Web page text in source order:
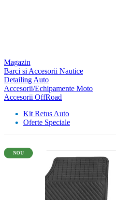
Magazin
Barci si Accesorii Nautice
Detailing Auto
Accesorii/Echipamente Moto
Accesorii OffRoad
Kit Retus Auto
Oferte Speciale
NOU